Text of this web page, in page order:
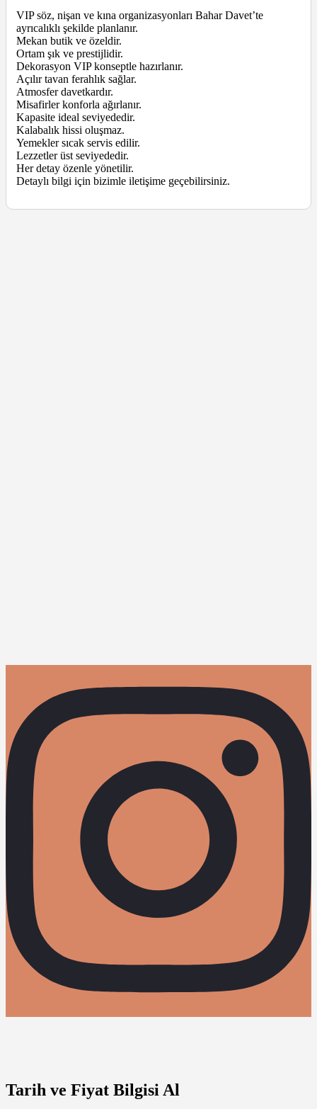
VIP söz, nişan ve kına organizasyonları Bahar Davet’te
ayrıcalıklı şekilde planlanır.
Mekan butik ve özeldir.
Ortam şık ve prestijlidir.
Dekorasyon VIP konseptle hazırlanır.
Açılır tavan ferahlık sağlar.
Atmosfer davetkardır.
Misafirler konforla ağırlanır.
Kapasite ideal seviyededir.
Kalabalık hissi oluşmaz.
Yemekler sıcak servis edilir.
Lezzetler üst seviyededir.
Her detay özenle yönetilir.
Detaylı bilgi için bizimle iletişime geçebilirsiniz.
Tarih ve Fiyat Bilgisi Al